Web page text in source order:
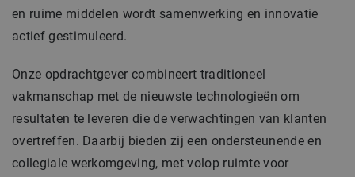
en ruime middelen wordt samenwerking en innovatie
actief gestimuleerd.
Onze opdrachtgever combineert traditioneel
vakmanschap met de nieuwste technologieën om
resultaten te leveren die de verwachtingen van klanten
overtreffen. Daarbij bieden zij een ondersteunende en
collegiale werkomgeving, met volop ruimte voor